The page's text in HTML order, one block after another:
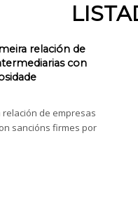
relación de
con
de empresas
sancións firmes por